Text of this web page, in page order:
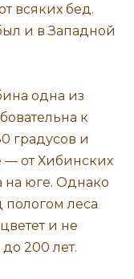
всяких бед.
и в Западной
одна из
к
градусов и
— от Хибинских
на юге. Однако
пологом леса
и не
200 лет.